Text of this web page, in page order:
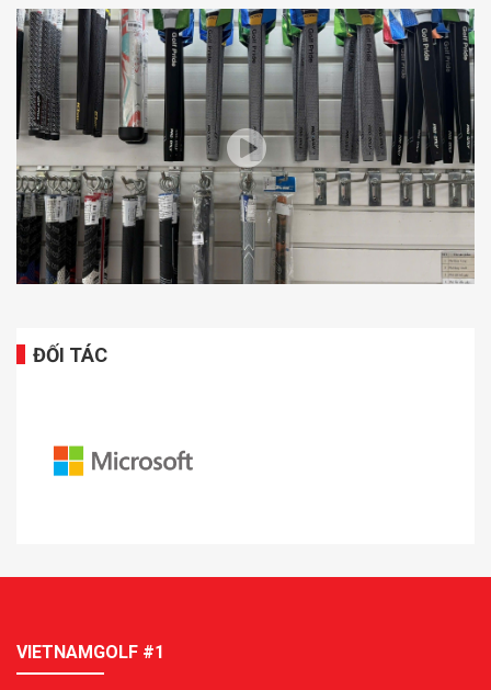
ĐỐI TÁC
VIETNAMGOLF #1